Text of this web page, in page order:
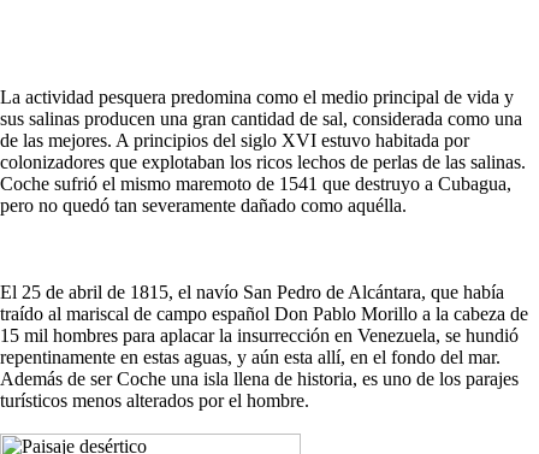
La actividad pesquera predomina como el medio principal de vida y
sus salinas producen una gran cantidad de sal, considerada como una
de las mejores. A principios del siglo XVI estuvo habitada por
colonizadores que explotaban los ricos lechos de perlas de las salinas.
Coche sufrió el mismo maremoto de 1541 que destruyo a Cubagua,
pero no quedó tan severamente dañado como aquélla.
El 25 de abril de 1815, el navío San Pedro de Alcántara, que había
traído al mariscal de campo español Don Pablo Morillo a la cabeza de
15 mil hombres para aplacar la insurrección en Venezuela, se hundió
repentinamente en estas aguas, y aún esta allí, en el fondo del mar.
Además de ser Coche una isla llena de historia, es uno de los parajes
turísticos menos alterados por el hombre.